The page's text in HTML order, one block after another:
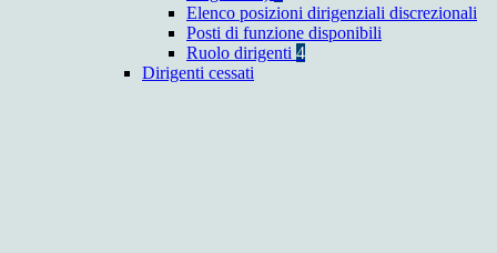
Elenco posizioni dirigenziali discrezionali
Posti di funzione disponibili
Ruolo dirigenti 4
Dirigenti cessati